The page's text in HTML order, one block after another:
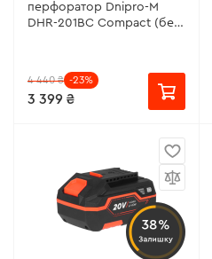
перфоратор Dnipro-M
DHR-201BC Compact (без
4 440 ₴ -23%
3 399 ₴
38%
Залишку